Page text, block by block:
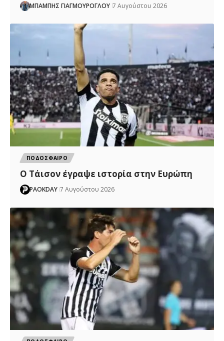
ΜΠΑΜΠΗΣ ΓΙΑΓΜΟΥΡΟΓΛΟΥ 7 Αυγούστου 2026
ΠΟΔΟΣΦΑΙΡΟ
Ο Τάισον έγραψε ιστορία στην Ευρώπη
PAOKDAY 7 Αυγούστου 2026